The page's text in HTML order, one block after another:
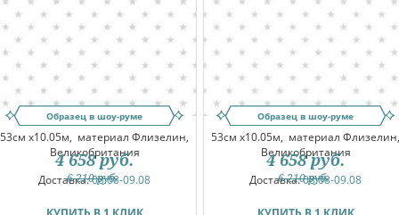
Образец в шоу-руме
53см x10.05м, материал Флизелин,
Великобритания
Доставка:08.08-09.08
6 210руб.
4 658 руб.
Образец в шоу-руме
53см x10.05м, материал Флизелин,
Великобритания
Доставка:08.08-09.08
6 210руб.
4 658 руб.